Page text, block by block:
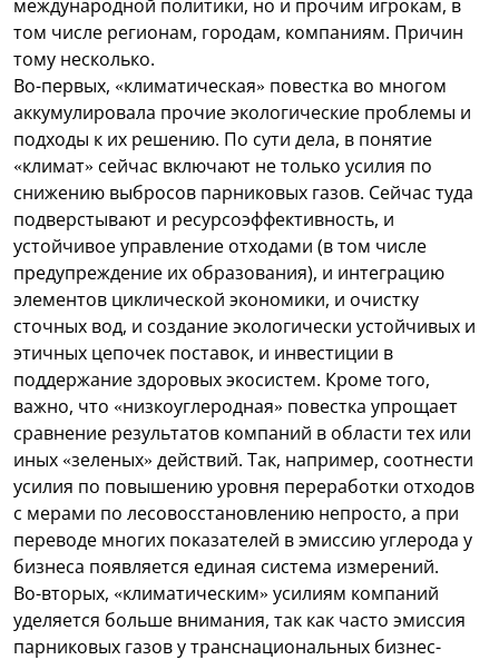
международной политики, но и прочим игрокам, в
том числе регионам, городам, компаниям. Причин
тому несколько.
Во-первых, «климатическая» повестка во многом
аккумулировала прочие экологические проблемы и
подходы к их решению. По сути дела, в понятие
«климат» сейчас включают не только усилия по
снижению выбросов парниковых газов. Сейчас туда
подверстывают и ресурсоэффективность, и
устойчивое управление отходами (в том числе
предупреждение их образования), и интеграцию
элементов циклической экономики, и очистку
сточных вод, и создание экологически устойчивых и
этичных цепочек поставок, и инвестиции в
поддержание здоровых экосистем. Кроме того,
важно, что «низкоуглеродная» повестка упрощает
сравнение результатов компаний в области тех или
иных «зеленых» действий. Так, например, соотнести
усилия по повышению уровня переработки отходов
с мерами по лесовосстановлению непросто, а при
переводе многих показателей в эмиссию углерода у
бизнеса появляется единая система измерений.
Во-вторых, «климатическим» усилиям компаний
уделяется больше внимания, так как часто эмиссия
парниковых газов у транснациональных бизнес-